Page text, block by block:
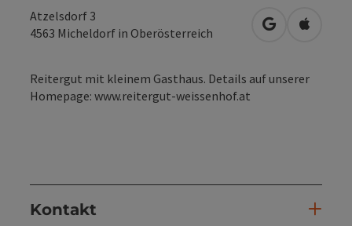
Atzelsdorf 3
4563 Micheldorf in Oberösterreich in Google
in
Reitergut mit kleinem Gasthaus. Details auf unserer
Homepage: www.reitergut-weissenhof.at
Kontakt